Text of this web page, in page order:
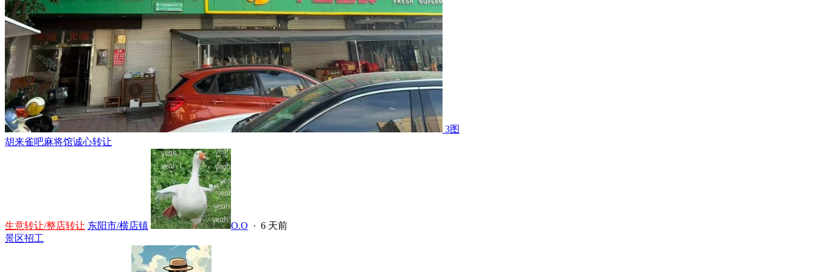
3图
胡来雀吧麻将馆诚心转让
生意转让/整店转让 东阳市/横店镇 O.O · 6 天前
景区招工